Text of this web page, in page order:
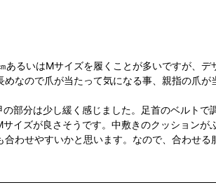
あるいはMサイズを履くことが多いですが、
なので爪が当たって気になる事、親指の爪が
部分は少し緩く感じました。足首のベルトで
イズが良さそうです。中敷きのクッション
わせやすいかと思います。なので、合わせ